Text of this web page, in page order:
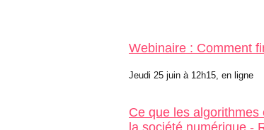
Webinaire : Comment
Jeudi 25 juin à 12h15, en ligne
Ce que les
la société numérique -